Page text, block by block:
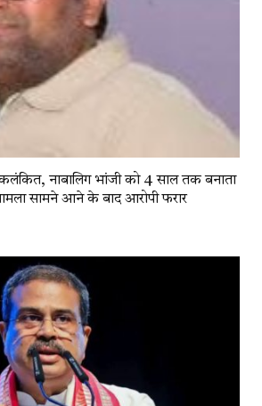
कलंकित, नाबालिग भांजी को 4 साल तक बनाता
सामने आने के बाद आरोपी फरार